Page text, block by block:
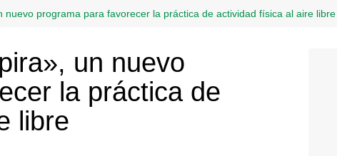
nuevo programa para favorecer la práctica de actividad física al aire libre
un nuevo
la práctica de
libre